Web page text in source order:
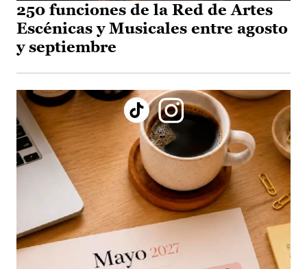
250 funciones de la Red de Artes
Escénicas y Musicales entre agosto
y septiembre